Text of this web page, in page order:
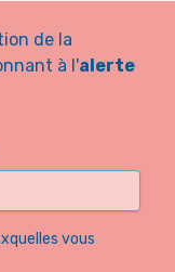
de la
à l'alerte
vous